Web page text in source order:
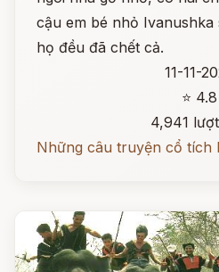
cậu em bé nhỏ Ivanushka
họ đều đã chết cả.
11-11-
⭐ 4.8
4,941
Những câu truyện cổ tích